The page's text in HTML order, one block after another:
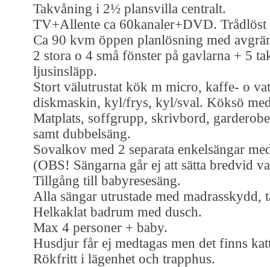
Takvåning i 2½ plansvilla centralt.
TV+Allente ca 60kanaler+DVD. Trådlöst
Ca 90 kvm öppen planlösning med
2 stora o 4 små fönster på gavlarna + 5
ljusinsläpp.
Stort välutrustat kök m micro, kaffe- o
diskmaskin, kyl/frys, kyl/sval. Köksö
Matplats, soffgrupp, skrivbord,
samt dubbelsäng.
Sovalkov med 2 separata enkelsängar
(OBS! Sängarna går ej att sätta bredvid
Tillgång till babyresesäng.
Alla sängar utrustade med madrasskydd,
Helkaklat badrum med dusch.
Max 4 personer + baby.
Husdjur får ej medtagas men det finns
Rökfritt i lägenhet och trapphus.